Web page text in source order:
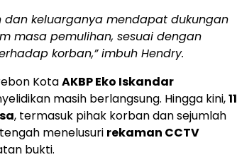
dan keluarganya mendapat dukungan
masa pemulihan, sesuai dengan
korban,” imbuh Hendry.
KotaAKBP Eko Iskandar
masih berlangsung. Hingga kini,11
, termasuk pihak korban dan sejumlah
menelusuri rekaman CCTV
bukti.